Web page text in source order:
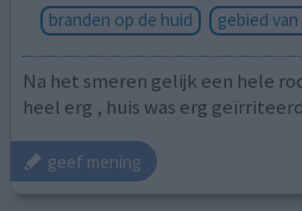
branden op de huid
gebied
Na het smeren gelijk een hele
heel erg , huis was erg geïrriteerd
geef mening